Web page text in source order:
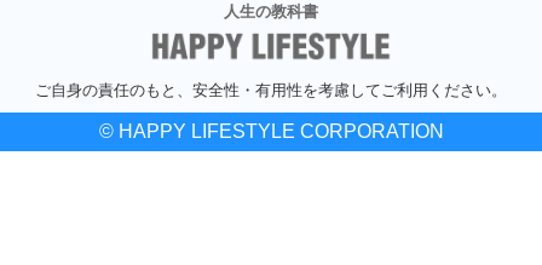
人生の教科書
ご自身の責任のもと、安全性・有用性を考慮してご利用ください。
© HAPPY LIFESTYLE CORPORATION